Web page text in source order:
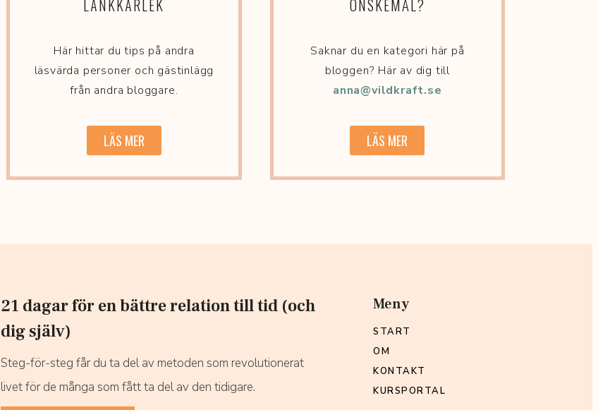
LÄNKKÄRLEK
Här hittar du tips på andra
läsvärda personer och gästinlägg
från andra bloggare.
LÄS MER
ÖNSKEMÅL?
Saknar du en kategori här på
bloggen? Här av dig till
anna@vildkraft.se
LÄS MER
21 dagar för en bättre relation till tid (och
dig själv)
Steg-för-steg får du ta del av metoden som revolutionerat
livet för de många som fått ta del av den tidigare.
Meny
START
OM
KONTAKT
KURSPORTAL